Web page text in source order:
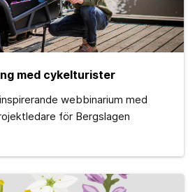
med cykelturister
webbinarium med
för Bergslagen